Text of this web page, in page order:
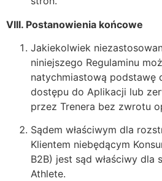
VIII. Postanowienia końcowe
Jakiekolwiek
niniejszego Regulaminu
natychmiastową podstawę
dostępu do Aplikacji lub
przez Trenera bez zwrotu
Sądem właściwym dla
Klientem niebędącym
B2B) jest sąd właściwy dla
Athlete.